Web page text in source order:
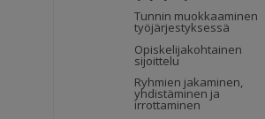
Tunnin muokkaaminen
työjärjestyksessä
Opiskelijakohtainen
sijoittelu
Ryhmien jakaminen,
yhdistäminen ja
irrottaminen